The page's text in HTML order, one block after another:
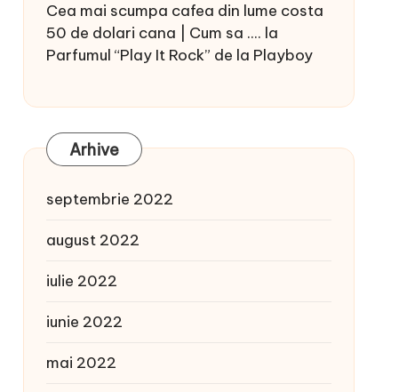
Cea mai scumpa cafea din lume costa
50 de dolari cana | Cum sa .... la
Parfumul “Play It Rock” de la Playboy
Arhive
septembrie 2022
august 2022
iulie 2022
iunie 2022
mai 2022